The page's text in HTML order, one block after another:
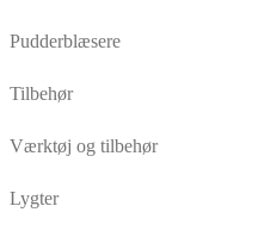
Pudderblæsere
Tilbehør
Værktøj og tilbehør
Lygter